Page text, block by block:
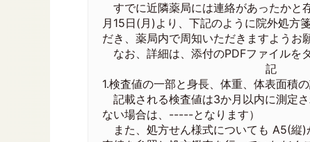
すでに近隣薬局には連絡があったかと
月15日(月)より、下記のように院外処方
だき、薬局内で周知いただきますようお
なお、詳細は、添付のPDFファイルを
記
1.検査値の一部と身長、体重、体表面積
記載される検査値は3か月以内に測定
ない場合は、-----となります）
また、処方せん様式についても A5(縦